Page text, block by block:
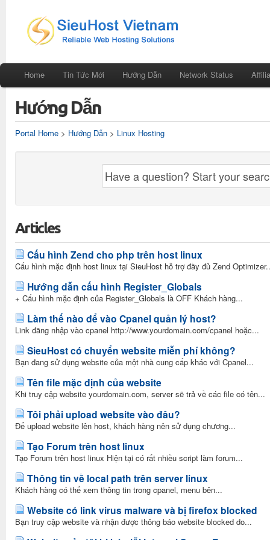
Home Tin Tức Mới Hướng Dẫn Network Status
Hướng Dẫn
Portal Home > Hướng Dẫn > Linux Hosting
Articles
Cấu hình Zend cho php trên host linux
Cấu hình mặc định host linux tại SieuHost hỗ trợ đầy đủ Zend
Hướng dẫn cấu hình Register_Globals
+ Cấu hình mặc định của Register_Globals là OFF Khách hàng...
Làm thế nào để vào Cpanel quản lý host?
Link đăng nhập vào cpanel http://www.yourdomain.com/cpanel hoặc...
SieuHost có chuyển website miễn phí không?
Bạn đang sử dụng website của một nhà cung cấp khác với Cpanel...
Tên file mặc định của website
Khi truy cập website yourdomain.com, server sẽ trả về các file có tên...
Tôi phải upload website vào đâu?
Để upload website lên host, khách hàng nên sử dụng chương...
Tạo Forum trên host linux
Tạo Forum trên host linux Hiện tại có rất nhiều script làm forum...
Thông tin về local path trên server linux
Khách hàng có thể xem thông tin trong cpanel, menu bên...
Website có link virus malware và bị firefox blocked
Bạn truy cập website và nhận được thông báo website blocked do...